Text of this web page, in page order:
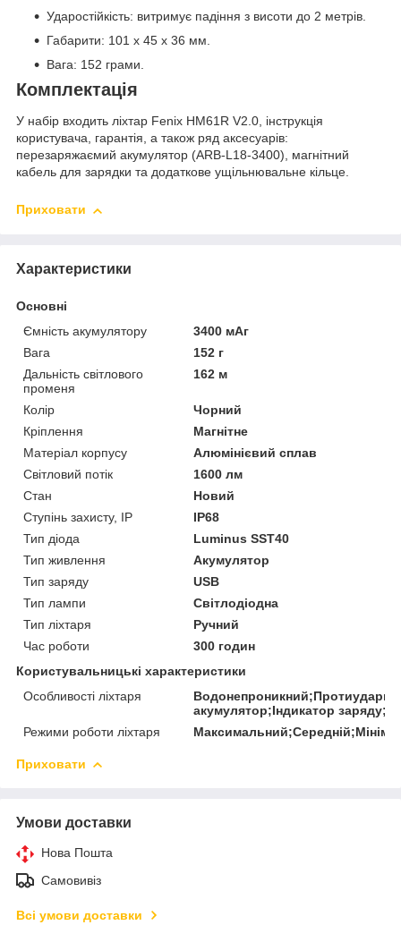
Ударостійкість: витримує падіння з висоти до 2 метрів.
Габарити: 101 х 45 х 36 мм.
Вага: 152 грами.
Комплектація
У набір входить ліхтар Fenix HM61R V2.0, інструкція
користувача, гарантія, а також ряд аксесуарів:
перезаряжаємий акумулятор (ARB-L18-3400), магнітний
кабель для зарядки та додаткове ущільнювальне кільце.
Приховати
Характеристики
Основні
Ємність акумулятору
3400 мАг
Вага
152 г
Дальність світлового
променя
162 м
Колір
Чорний
Кріплення
Магнітне
Матеріал корпусу
Алюмінієвий сплав
Світловий потік
1600 лм
Стан
Новий
Ступінь захисту, IP
IP68
Тип діода
Luminus SST40
Тип живлення
Акумулятор
Тип заряду
USB
Тип лампи
Світлодіодна
Тип ліхтаря
Ручний
Час роботи
300 годин
Користувальницькі характеристики
Особливості ліхтаря
акумулятор;Індикатор
Режими роботи ліхтаря
Приховати
Умови доставки
Нова Пошта
Самовивіз
Всі умови доставки